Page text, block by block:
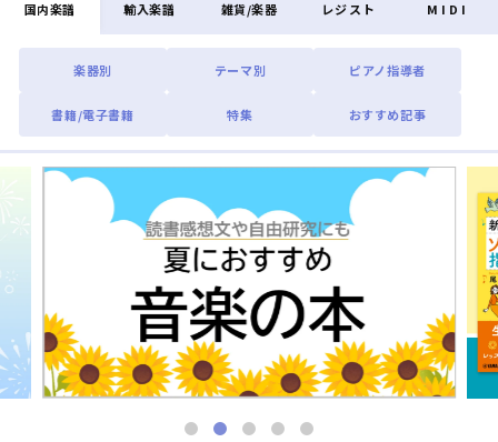
イ
ン
国内楽譜
楽器別 テーマ別 ピアノ指導者
書籍/電子書籍 特集 おすすめ記事
輸入楽譜 雑貨/楽器 レジスト MIDI